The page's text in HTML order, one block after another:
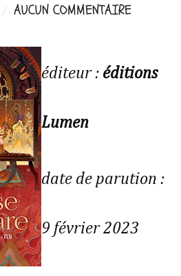
AUCUN COMMENTAIRE
éditeur : éditions
Lumen
date de parution :
9 février 2023